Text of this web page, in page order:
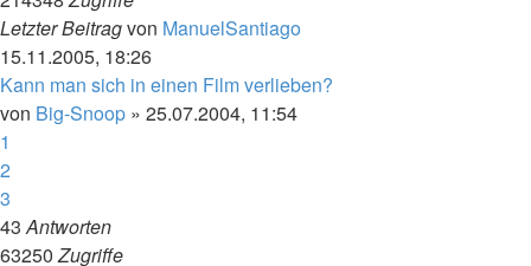
Letzter Beitragvon ManuelSantiago
15.11.2005, 18:26
Kann man sich in einen Film verlieben?
von Big-Snoop » 25.07.2004, 11:54
1
2
3
43Antworten
63250Zugriffe